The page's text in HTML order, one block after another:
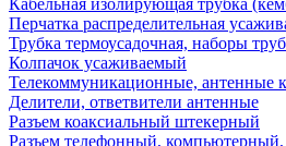
Кабельная изолирующая трубка
Перчатка распределительная
Трубка термоусадочная, наборы
Колпачок усаживаемый
Телекоммуникационные, антенные
Делители, ответвители антенные
Разъем коаксиальный штекерный
Разъем телефонный,